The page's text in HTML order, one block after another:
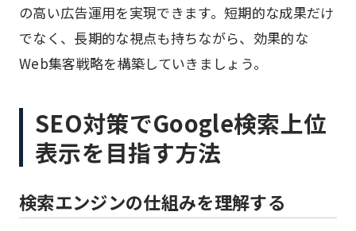
の高い広告運用を実現できます。短期的な成果だけ
でなく、長期的な視点も持ちながら、効果的な
Web集客戦略を構築していきましょう。
SEO対策でGoogle検索上位
表示を目指す方法
検索エンジンの仕組みを理解する